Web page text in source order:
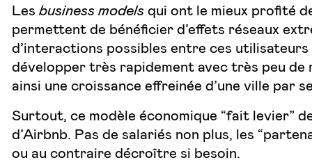
Les business models qui ont le mieux profité
permettent de bénéficier d’effets réseaux
d’interactions possibles entre ces
développer très rapidement avec très peu de
ainsi une croissance effreinée d’une ville par
Surtout, ce modèle économique “fait levier”
d’Airbnb. Pas de salariés non plus, les
ou au contraire décroître si besoin.